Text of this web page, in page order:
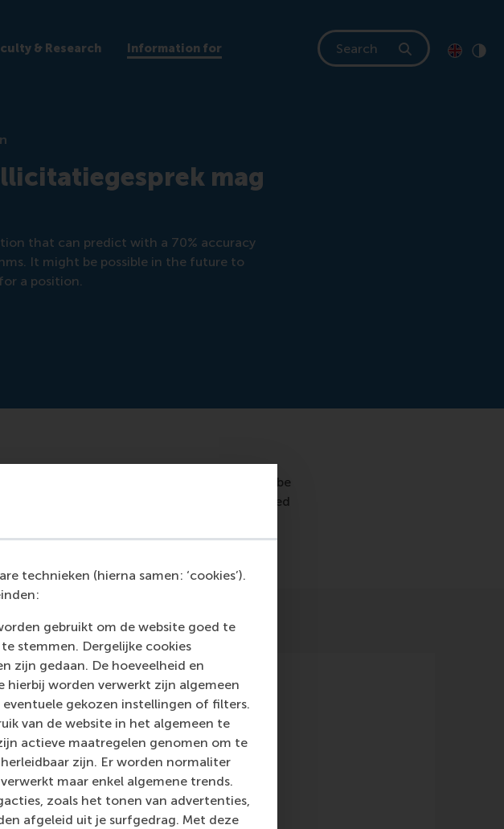
technieken (hierna samen: ‘cookies’).
gebruikt om de website goed te
stemmen. Dergelijke cookies
zijn gedaan. De hoeveelheid en
hierbij worden verwerkt zijn algemeen
gekozen instellingen of filters.
van de website in het algemeen te
actieve maatregelen genomen om te
zijn. Er worden normaliter
maar enkel algemene trends.
zoals het tonen van advertenties,
afgeleid uit je surfgedrag. Met deze
& Research Information for
Search
mag
that can predict with a 70% accuracy
It might be possible in the future to
a position.
can predict with a 70% accuracy who will be
in the future to predict who will be hired
Media Outlets
EUR.nl(Online)